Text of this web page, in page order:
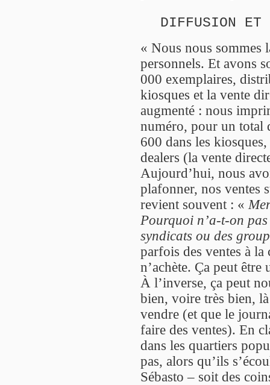
DIFFUSION ET
« Nous nous sommes
personnels. Et avons
000 exemplaires,
kiosques et la vente
augmenté : nous
numéro, pour un total
600 dans les
dealers (la vente
Aujourd’hui, nous
plafonner, nos ventes
revient souvent : «
Pourquoi n’a-t-on
syndicats ou des
parfois des ventes à la
n’achète. Ça peut
À l’inverse, ça peut
bien, voire très bien,
vendre (et que le
faire des ventes). En
dans les quartiers
pas, alors qu’ils
Sébasto – soit des